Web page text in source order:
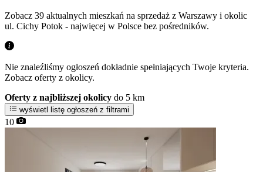
Zobacz 39 aktualnych mieszkań na sprzedaż z Warszawy i okolic
ul. Cichy Potok - najwięcej w Polsce bez pośredników.
Nie znaleźliśmy ogłoszeń dokładnie spełniających Twoje kryteria.
Zobacz oferty z okolicy.
Oferty z najbliższej okolicy do 5 km
wyświetl listę ogłoszeń z filtrami
10